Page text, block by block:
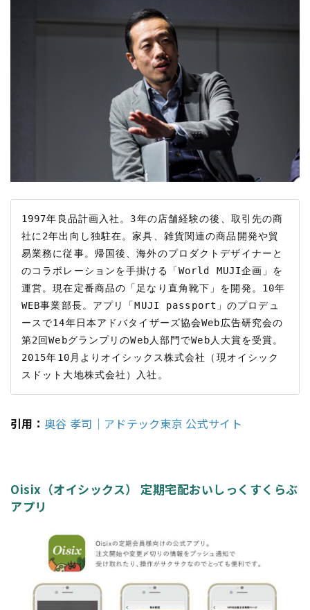
1997年良品計画入社。3年の店舗経験の後、取引先の商
社に2年出向し独駐在。家具、雑貨関連の商品開発や貿
易業務に従事。帰国後、海外のプロダクトデザイナーと
のコラボレーションを手掛ける「World MUJI企画」を
運営。現在定番商品の「足なり直角靴下」を開発。10年
WEB事業部長。アプリ「MUJI passport」のプロデュ
ースで14年日本アドバタイザーズ協会Web広告研究会の
第2回WebグランプリのWeb人部門でWeb人大賞を受賞。
2015年10月よりオイシックス株式会社（現オイシック
引用： 奥谷 孝司｜アドテック東京 公式サイト
Oisix（オイシックス） 定期宅配おいしっくすくらぶ
アプリ